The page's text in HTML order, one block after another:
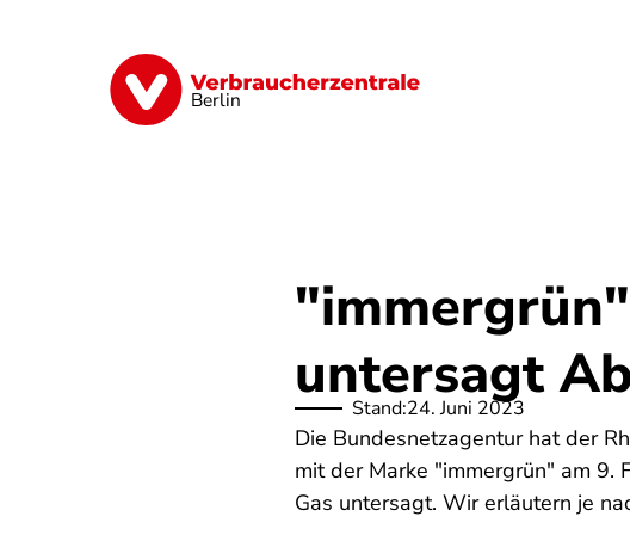
Berlin
Finanzen Digitales Lebensmittel
untersagt
Stand:24. Juni 2023
Die Bundesnetzagentur hat der
mit der Marke "immergrün" am 9.
Gas untersagt. Wir erläutern je